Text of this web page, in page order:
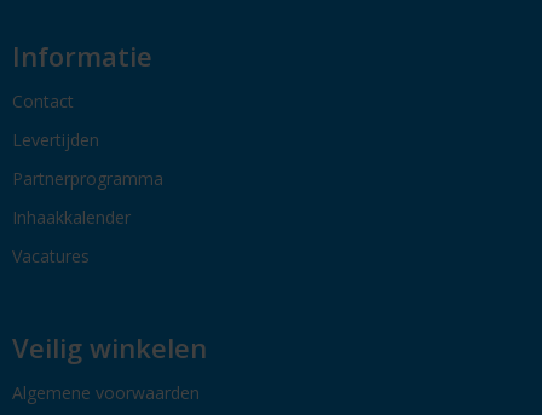
Informatie
Contact
Levertijden
Partnerprogramma
Inhaakkalender
Vacatures
Veilig winkelen
Algemene voorwaarden